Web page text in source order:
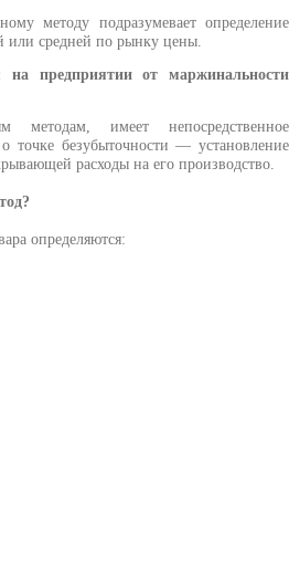
методу подразумевает определение
или средней по рынку цены.
на предприятии от маржинальности
методам, имеет непосредственное
точке безубыточности — установление
расходы на его производство.
определяются: